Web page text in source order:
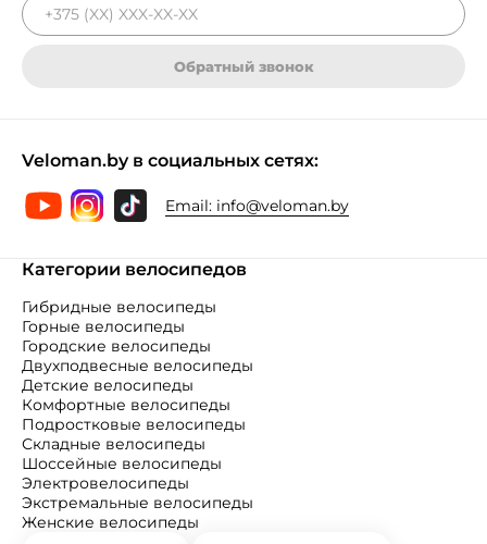
Обратный звонок
Veloman.by в социальных сетях:
Email: info@veloman.by
Категории велосипедов
Гибридные велосипеды
Горные велосипеды
Городские велосипеды
Двухподвесные велосипеды
Детские велосипеды
Комфортные велосипеды
Подростковые велосипеды
Складные велосипеды
Шоссейные велосипеды
Электровелосипеды
Экстремальные велосипеды
Женские велосипеды